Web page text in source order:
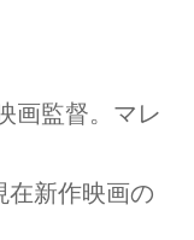
画監督。マレ
在新作映画の